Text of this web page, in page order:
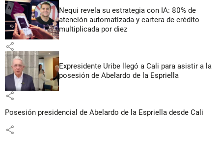
Nequi revela su estrategia con IA: 80% de
atención automatizada y cartera de crédito
multiplicada por diez
share
Expresidente Uribe llegó a Cali para asistir a la
posesión de Abelardo de la Espriella
share
Posesión presidencial de Abelardo de la Espriella desde Cali
share